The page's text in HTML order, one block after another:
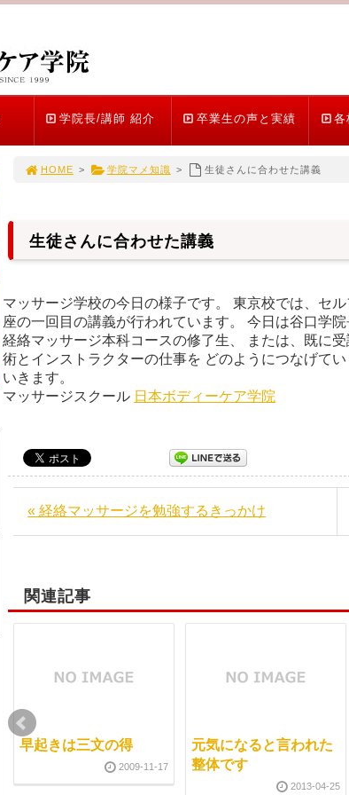
学院長/講師 紹介 卒業生の声と実績 各
HOME > 学院マメ知識 > 生徒さんに合わせた講義
生徒さんに合わせた講義
マッサージ学校の今日の様子です。 東京校では、セ
座の一回目の講義が行われています。 今日は谷口学
経絡マッサージ本科コースの修了生、 または、既に
術とインストラクターの仕事を どのようにつなげて
いきます
マッサージスクール 日本ボディーケア学院
« 経絡マッサージを勉強するきっかけ
関連記事
早起きは三文の得
2009-11-17
元気になると言われた
整体です
2013-04-25